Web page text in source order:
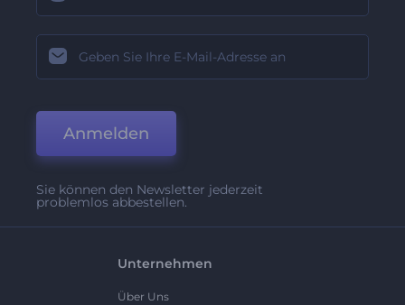
Anmelden
Sie können den Newsletter jederzeit
problemlos abbestellen.
Unternehmen
Über Uns